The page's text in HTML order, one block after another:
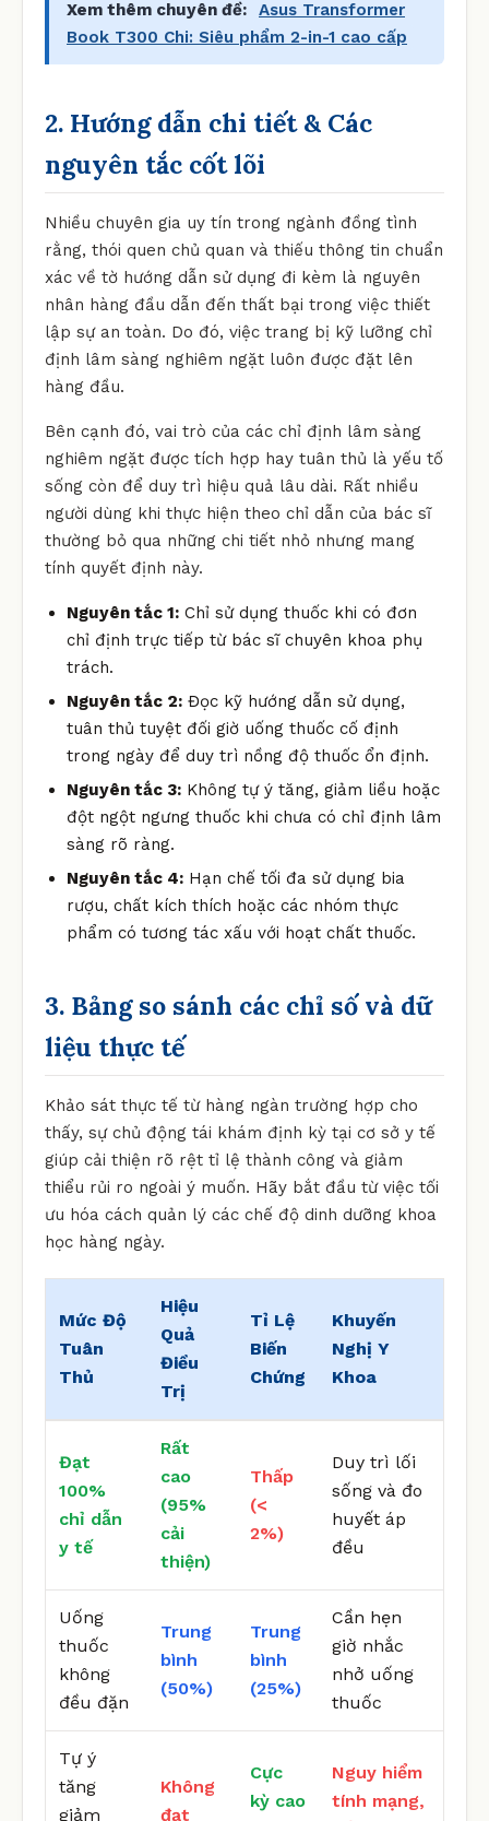
Xem thêm chuyên đề:
Asus Transformer
Book T300 Chi: Siêu phẩm 2-in-1 cao cấp
2. Hướng dẫn chi tiết & Các
nguyên tắc cốt lõi
Nhiều chuyên gia uy tín trong ngành đồng tình
rằng, thói quen chủ quan và thiếu thông tin chuẩn
xác về tờ hướng dẫn sử dụng đi kèm là nguyên
nhân hàng đầu dẫn đến thất bại trong việc thiết
lập sự an toàn. Do đó, việc trang bị kỹ lưỡng chỉ
định lâm sàng nghiêm ngặt luôn được đặt lên
hàng đầu.
Bên cạnh đó, vai trò của các chỉ định lâm sàng
nghiêm ngặt được tích hợp hay tuân thủ là yếu tố
sống còn để duy trì hiệu quả lâu dài. Rất nhiều
người dùng khi thực hiện theo chỉ dẫn của bác sĩ
thường bỏ qua những chi tiết nhỏ nhưng mang
tính quyết định này.
Nguyên tắc 1: Chỉ sử dụng thuốc khi có đơn
chỉ định trực tiếp từ bác sĩ chuyên khoa phụ
trách.
Nguyên tắc 2: Đọc kỹ hướng dẫn sử dụng,
tuân thủ tuyệt đối giờ uống thuốc cố định
trong ngày để duy trì nồng độ thuốc ổn định.
Nguyên tắc 3: Không tự ý tăng, giảm liều hoặc
đột ngột ngưng thuốc khi chưa có chỉ định lâm
sàng rõ ràng.
Nguyên tắc 4: Hạn chế tối đa sử dụng bia
rượu, chất kích thích hoặc các nhóm thực
phẩm có tương tác xấu với hoạt chất thuốc.
3. Bảng so sánh các chỉ số và dữ
liệu thực tế
Khảo sát thực tế từ hàng ngàn trường hợp cho
thấy, sự chủ động tái khám định kỳ tại cơ sở y tế
giúp cải thiện rõ rệt tỉ lệ thành công và giảm
thiểu rủi ro ngoài ý muốn. Hãy bắt đầu từ việc tối
ưu hóa cách quản lý các chế độ dinh dưỡng khoa
học hàng ngày.
Mức Độ
Tuân
Thủ
Hiệu
Quả
Điều
Trị
Tỉ Lệ
Biến
Chứng
Khuyến
Nghị Y
Khoa
Đạt
100%
chỉ dẫn
y tế
Rất
cao
(95%
cải
thiện)
Thấp
(<
2%)
Duy trì lối
sống và đo
huyết áp
đều
Uống
thuốc
không
đều đặn
Trung
bình
(50%)
Trung
bình
(25%)
Cần hẹn
giờ nhắc
nhở uống
thuốc
Tự ý
tăng
giảm
Không
đạt
Cực
kỳ cao
Nguy hiểm
tính mạng,